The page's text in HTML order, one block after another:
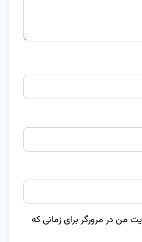
من در مرورگر برای زمانی که